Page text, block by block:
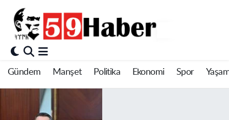
Gündem Manşet Politika Ekonomi Spor